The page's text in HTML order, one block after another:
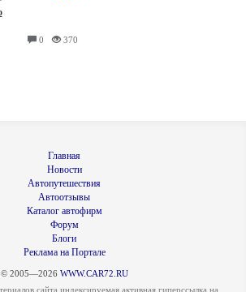
370
0
Главная
Новости
Автопутешествия
Автоотзывы
Каталог автофирм
Форум
Блоги
Реклама на Портале
© 2005—2026 WWW.CAR72.RU
сайта индексируемая активная гиперссылка на